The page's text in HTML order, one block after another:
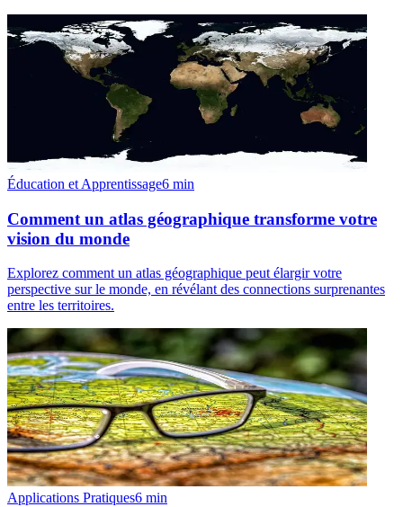
Éducation et Apprentissage6 min
Comment un atlas géographique transforme votre
vision du monde
Explorez comment un atlas géographique peut élargir votre
perspective sur le monde, en révélant des connections surprenantes
entre les territoires.
Applications Pratiques6 min